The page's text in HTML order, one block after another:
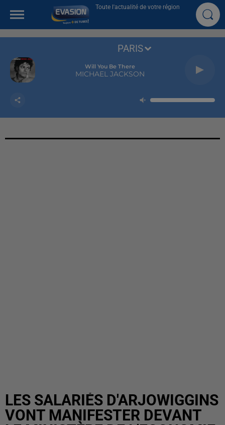
Toute l'actualité de votre région
Will You Be There
MICHAEL JACKSON
PARIS
LES SALARIÉS D'ARJOWIGGINS
VONT MANIFESTER DEVANT